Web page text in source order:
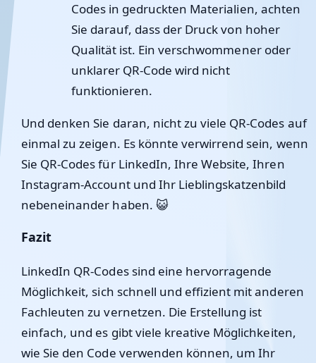
Codes in gedruckten Materialien, achten
Sie darauf, dass der Druck von hoher
Qualität ist. Ein verschwommener oder
unklarer QR-Code wird nicht
funktionieren.
Und denken Sie daran, nicht zu viele QR-Codes auf
einmal zu zeigen. Es könnte verwirrend sein, wenn
Sie QR-Codes für LinkedIn, Ihre Website, Ihren
Instagram-Account und Ihr Lieblingskatzenbild
nebeneinander haben. 😺
Fazit
LinkedIn QR-Codes sind eine hervorragende
Möglichkeit, sich schnell und effizient mit anderen
Fachleuten zu vernetzen. Die Erstellung ist
einfach, und es gibt viele kreative Möglichkeiten,
wie Sie den Code verwenden können, um Ihr